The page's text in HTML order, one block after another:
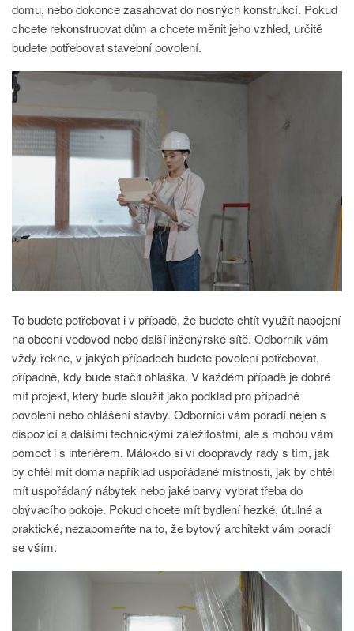
domu, nebo dokonce zasahovat do nosných konstrukcí. Pokud
chcete rekonstruovat dům a chcete měnit jeho vzhled, určitě
budete potřebovat stavební povolení.
To budete potřebovat i v případě, že budete chtít využít napojení
na obecní vodovod nebo další inženýrské sítě. Odborník vám
vždy řekne, v jakých případech budete povolení potřebovat,
případně, kdy bude stačit ohláška. V každém případě je dobré
mít projekt, který bude sloužit jako podklad pro případné
povolení nebo ohlášení stavby. Odborníci vám poradí nejen s
dispozicí a dalšími technickými záležitostmi, ale s mohou vám
pomoct i s interiérem. Málokdo si ví doopravdy rady s tím, jak
by chtěl mít doma například uspořádané místnosti, jak by chtěl
mít uspořádaný nábytek nebo jaké barvy vybrat třeba do
obývacího pokoje. Pokud chcete mít bydlení hezké, útulné a
praktické, nezapomeňte na to, že bytový architekt vám poradí
se vším.